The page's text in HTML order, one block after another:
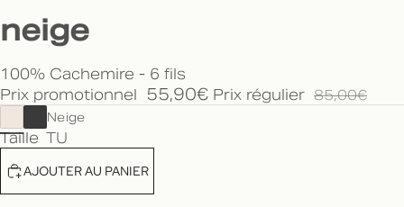
neige
100% Cachemire - 6 fils
Prix promotionnel
55,90€ Prix régulier 85,00€
Neige
Taille TU
AJOUTER AU PANIER